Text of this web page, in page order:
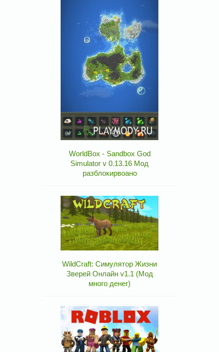
WorldBox - Sandbox God
Simulator v 0.13.16 Мод
разблокирвоано
WildCraft: Симулятор Жизни
Зверей Онлайн v1.1 (Мод
много денег)